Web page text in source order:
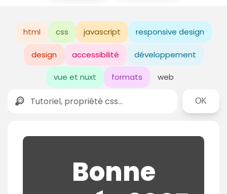
html css javascript responsive design
design accessibilité développement
vue et nuxt formats web
Rechercher
Bonne